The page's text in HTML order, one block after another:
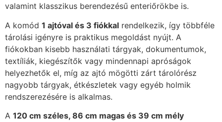
valamint klasszikus berendezésű enteriőrökbe is.
A komód 1 ajtóval és 3 fiókkal rendelkezik, így többféle
tárolási igényre is praktikus megoldást nyújt. A
fiókokban kisebb használati tárgyak, dokumentumok,
textíliák, kiegészítők vagy mindennapi apróságok
helyezhetők el, míg az ajtó mögötti zárt tárolórész
nagyobb tárgyak, étkészletek vagy egyéb holmik
rendszerezésére is alkalmas.
A 120 cm széles, 86 cm magas és 39 cm mély